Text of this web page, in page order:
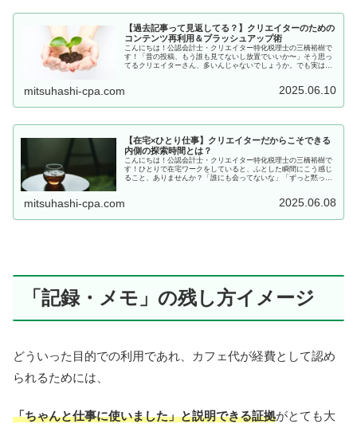
【過去記事って見返してる？】クリエイターのための
コンテンツ再利用＆ブラッシュアップ術
こんにちは！公認会計士・クリエイター特化税理士の三橋裕樹で
す！「昔の投稿、もう誰も見てないし放置でいいか〜」そう思っ
てるクリエイターさん、多いんじゃないでしょうか。でも実は、
mitsuhashi-cpa.com 2025.06.10
【在宅×ひとり仕事】クリエイターだからこそできる
内側の探索時間とは？
こんにちは！公認会計士・クリエイター特化税理士の三橋裕樹で
す！ひとりで在宅ワークをしていると、ふとした瞬間にこう感じ
ること、ありませんか？「誰にも会ってないな」「ずっと黙った
mitsuhashi-cpa.com 2025.06.08
「記録・メモ」の残し方イメージ
どういった目的での利用であれ、カフェ代が経費として認め
られるためには、
「ちゃんと仕事に使いました」と説明できる証拠がとても大